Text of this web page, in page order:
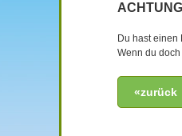
Du hast einen
Wenn du
«zurück